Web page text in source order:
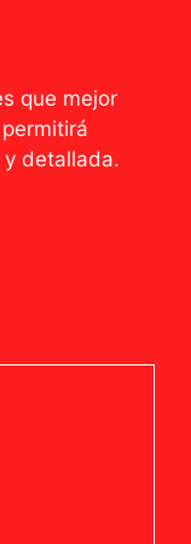
que mejor
detallada.